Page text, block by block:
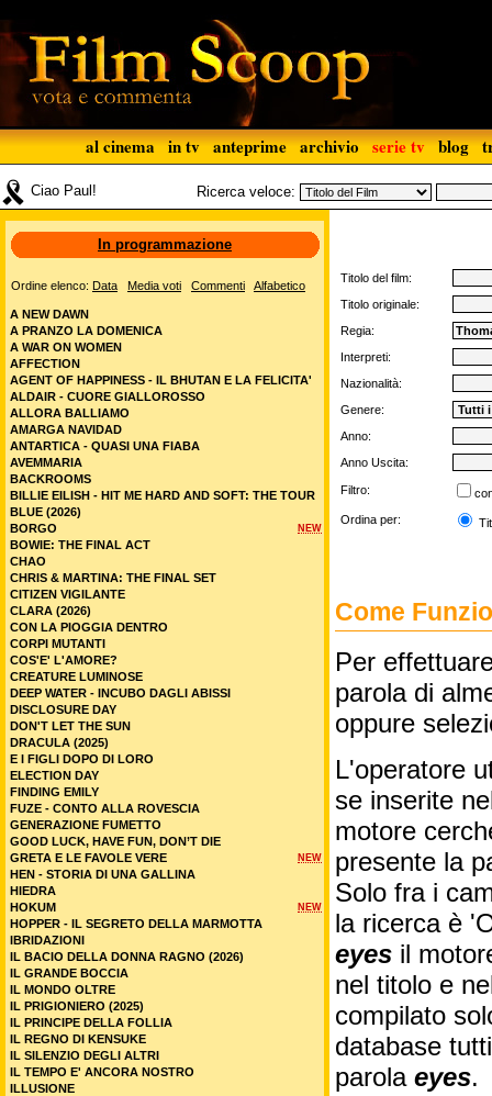
al cinema in tv anteprime archivio serie tv blog
Ciao Paul! Ricerca veloce:
Titolo del film:
Titolo originale:
Regia:
Interpreti:
Nazionalità:
Genere:
Anno:
Anno Uscita:
Filtro:
Ordina per:
Come
Per
parola di
oppure
L'operatore
se inserite
motore
presente la
Solo fra i
la ricerca è
eyes il
nel titolo e
compilato
database
parola eyes.
In programmazione
Ordine elenco: Data Media voti Commenti Alfabetico
A NEW DAWN
A PRANZO LA DOMENICA
A WAR ON WOMEN
AFFECTION
AGENT OF HAPPINESS - IL BHUTAN E LA FELICITA'
ALDAIR - CUORE GIALLOROSSO
ALLORA BALLIAMO
AMARGA NAVIDAD
ANTARTICA - QUASI UNA FIABA
AVEMMARIA
BACKROOMS
BILLIE EILISH - HIT ME HARD AND SOFT: THE TOUR
BLUE (2026)
NEW
BORGO
BOWIE: THE FINAL ACT
CHAO
CHRIS & MARTINA: THE FINAL SET
CITIZEN VIGILANTE
CLARA (2026)
CON LA PIOGGIA DENTRO
CORPI MUTANTI
COS'E' L'AMORE?
CREATURE LUMINOSE
DEEP WATER - INCUBO DAGLI ABISSI
DISCLOSURE DAY
DON'T LET THE SUN
DRACULA (2025)
E I FIGLI DOPO DI LORO
ELECTION DAY
FINDING EMILY
FUZE - CONTO ALLA ROVESCIA
GENERAZIONE FUMETTO
GOOD LUCK, HAVE FUN, DON’T DIE
NEW
GRETA E LE FAVOLE VERE
HEN - STORIA DI UNA GALLINA
HIEDRA
NEW
HOKUM
HOPPER - IL SEGRETO DELLA MARMOTTA
IBRIDAZIONI
IL BACIO DELLA DONNA RAGNO (2026)
IL GRANDE BOCCIA
IL MONDO OLTRE
IL PRIGIONIERO (2025)
IL PRINCIPE DELLA FOLLIA
IL REGNO DI KENSUKE
IL SILENZIO DEGLI ALTRI
IL TEMPO E' ANCORA NOSTRO
ILLUSIONE